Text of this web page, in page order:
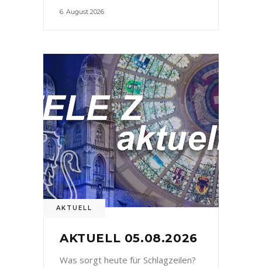
6. August 2026
AKTUELL
AKTUELL 05.08.2026
Was sorgt heute für Schlagzeilen?